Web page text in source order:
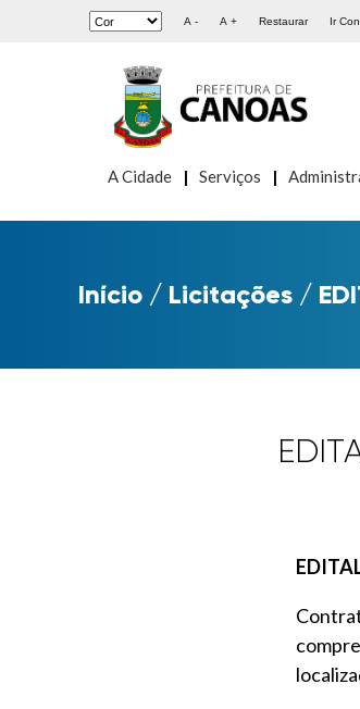
A - A + Restaurar Ir
A Cidade Serviços
Início / Licitações /